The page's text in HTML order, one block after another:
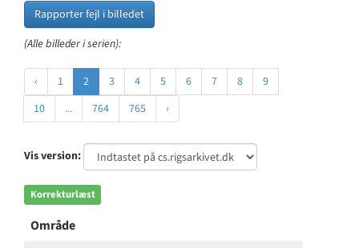
Rapporter fejl i billedet
(Alle billeder i serien):
‹ 1 2 3 4 5 6 7 8
9
10
... 764 765 ›
Vis version:
Korrekturlæst
Område